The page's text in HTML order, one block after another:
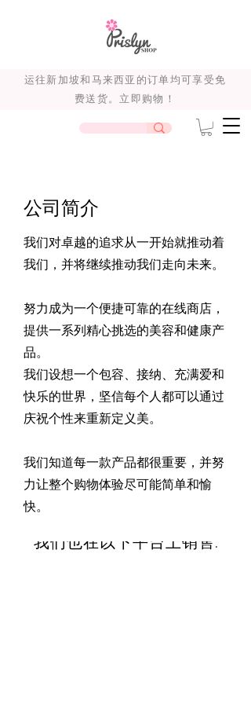
运往新加坡和马来西亚的订单均可享受免
费送货。立即购物！
我们也在以下平台上销售:
公司简介
我们对卓越的追求从一开始就推动着
我们，并将继续推动我们走向未来。
努力成为一个便捷可靠的在线商店，
提供一系列精心挑选的美容和健康产
品。
我们设想一个包容、接纳、充满爱和
快乐的世界，坚信每个人都可以通过
庆祝个性来重新定义美。
我们知道每一款产品都很重要，并努
力让整个购物体验尽可能简单和愉
快。